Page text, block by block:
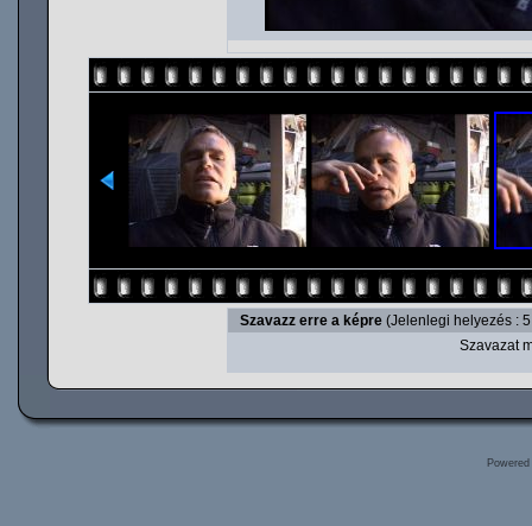
Szavazz erre a képre (Jelenlegi helyezés :
Szavazat